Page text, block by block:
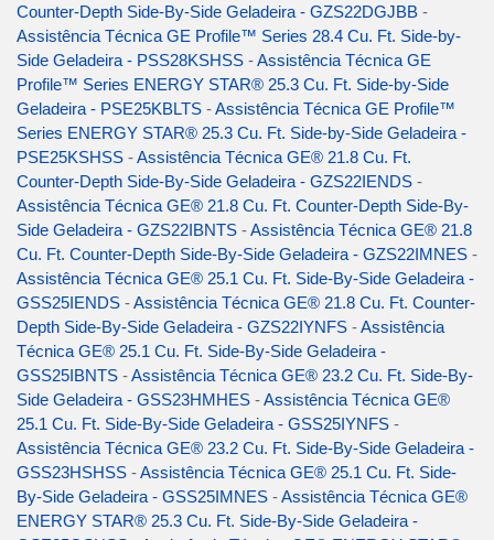
Counter-Depth Side-By-Side Geladeira - GZS22DGJBB -
Assistência Técnica GE Profile™ Series 28.4 Cu. Ft. Side-by-
Side Geladeira - PSS28KSHSS -Assistência Técnica GE
Profile™ Series ENERGY STAR® 25.3 Cu. Ft. Side-by-Side
Geladeira - PSE25KBLTS -Assistência Técnica GE Profile™
Series ENERGY STAR® 25.3 Cu. Ft. Side-by-Side Geladeira -
PSE25KSHSS -Assistência Técnica GE® 21.8 Cu. Ft.
Counter-Depth Side-By-Side Geladeira - GZS22IENDS -
Assistência Técnica GE® 21.8 Cu. Ft. Counter-Depth Side-By-
Side Geladeira - GZS22IBNTS -Assistência Técnica GE® 21.8
Cu. Ft. Counter-Depth Side-By-Side Geladeira - GZS22IMNES -
Assistência Técnica GE® 25.1 Cu. Ft. Side-By-Side Geladeira -
GSS25IENDS -Assistência Técnica GE® 21.8 Cu. Ft. Counter-
Depth Side-By-Side Geladeira - GZS22IYNFS -Assistência
Técnica GE® 25.1 Cu. Ft. Side-By-Side Geladeira -
GSS25IBNTS -Assistência Técnica GE® 23.2 Cu. Ft. Side-By-
Side Geladeira - GSS23HMHES -Assistência Técnica GE®
25.1 Cu. Ft. Side-By-Side Geladeira - GSS25IYNFS -
Assistência Técnica GE® 23.2 Cu. Ft. Side-By-Side Geladeira -
GSS23HSHSS -Assistência Técnica GE® 25.1 Cu. Ft. Side-
By-Side Geladeira - GSS25IMNES -Assistência Técnica GE®
ENERGY STAR® 25.3 Cu. Ft. Side-By-Side Geladeira -